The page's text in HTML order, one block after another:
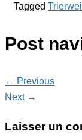
Tagged
Post
← Previous
Next →
Laisser un